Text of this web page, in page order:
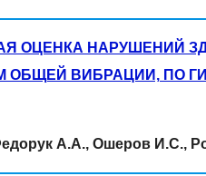
ОЦЕНКА НАРУШЕНИЙ
ОБЩЕЙ ВИБРАЦИИ, ПО
А.А., Ошеров И.С.,